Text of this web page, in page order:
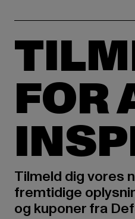
FOR
Tilmeld dig vores
fremtidige
og kuponer fra